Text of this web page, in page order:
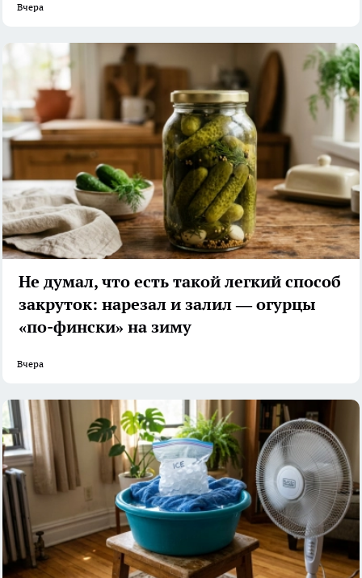
Вчера
Не думал, что есть такой легкий способ
закруток: нарезал и залил — огурцы
«по-фински» на зиму
Вчера